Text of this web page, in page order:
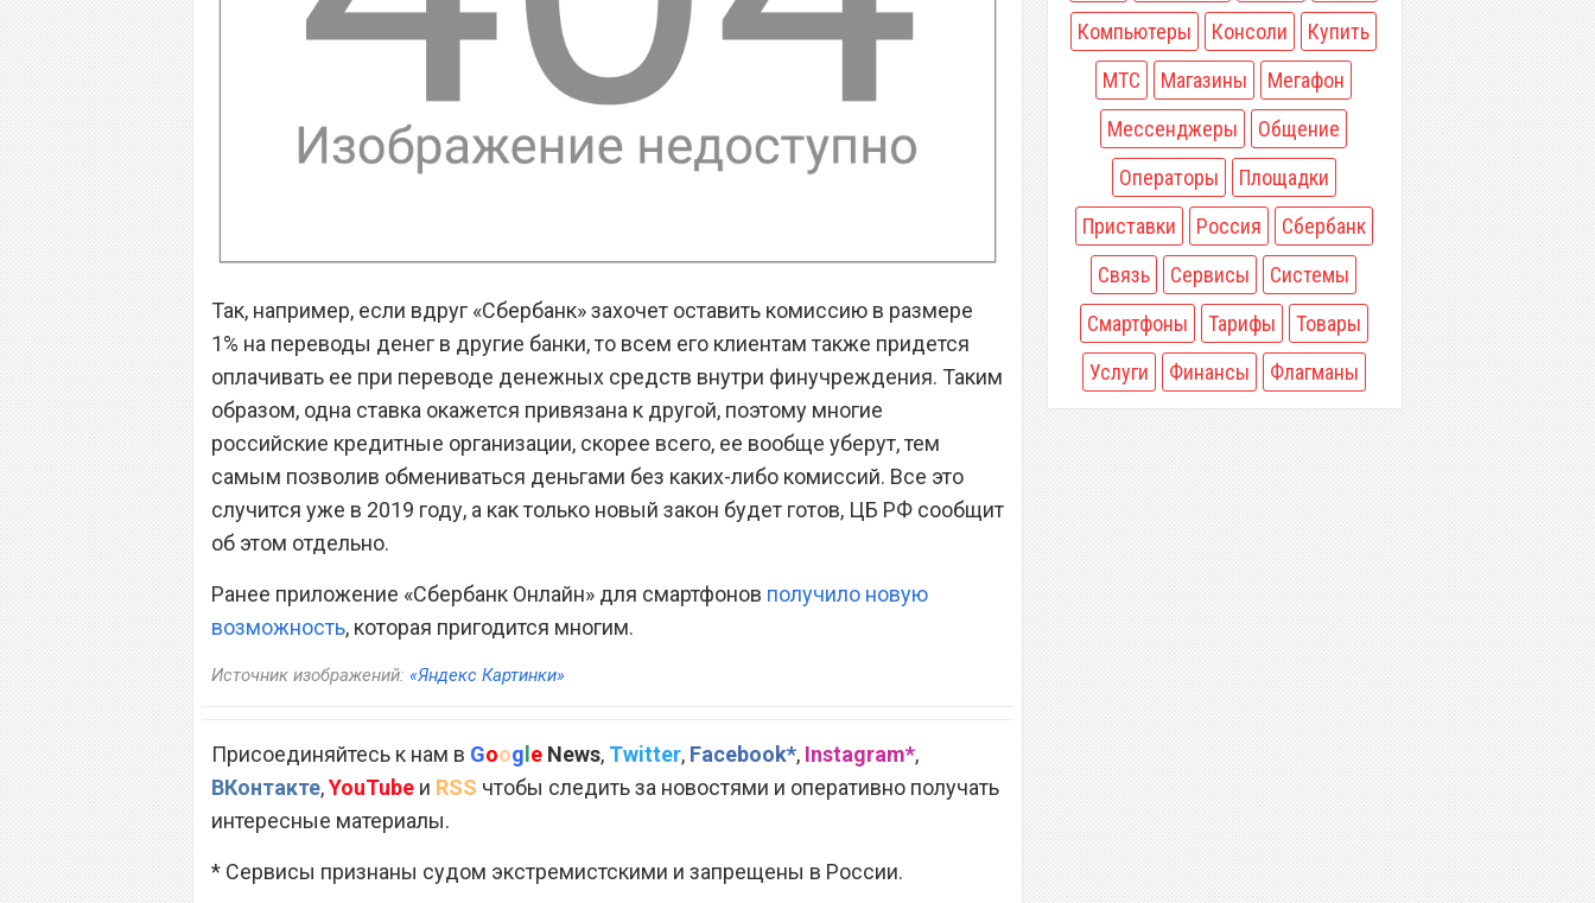
Так, например, если вдруг «Сбербанк» захочет оставить комиссию в размере
1% на переводы денег в другие банки, то всем его клиентам также придется
оплачивать ее при переводе денежных средств внутри финучреждения. Таким
образом, одна ставка окажется привязана к другой, поэтому многие
российские кредитные организации, скорее всего, ее вообще уберут, тем
самым позволив обмениваться деньгами без каких-либо комиссий. Все это
случится уже в 2019 году, а как только новый закон будет готов, ЦБ РФ сообщит
об этом отдельно.
Ранее приложение «Сбербанк Онлайн» для смартфонов получило новую
возможность, которая пригодится многим.
Источник изображений: «Яндекс Картинки»
Присоединяйтесь к нам в Google News, Twitter, Facebook*, Instagram*,
ВКонтакте,YouTube и RSS чтобы следить за новостями и оперативно получать
интересные материалы.
* Сервисы признаны судом экстремистскими и запрещены в России.
Компьютеры
Консоли
Купить
МТС
Магазины
Мегафон
Мессенджеры
Общение
Операторы
Площадки
Приставки
Россия
Сбербанк
Связь
Сервисы
Системы
Смартфоны
Тарифы
Товары
Услуги
Финансы Флагманы